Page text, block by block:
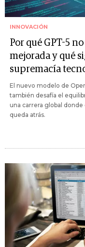
INNOVACIÓN
Por qué GPT-5
mejorada y qué
supremacía
El nuevo modelo de
también desafía el
una carrera global
queda atrás.